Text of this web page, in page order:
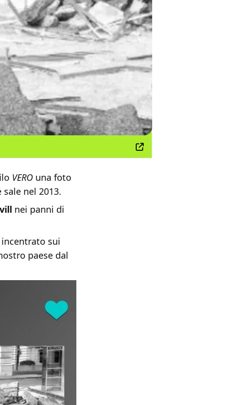
VERO una foto
nel 2013.
nei panni di
sui
paese dal